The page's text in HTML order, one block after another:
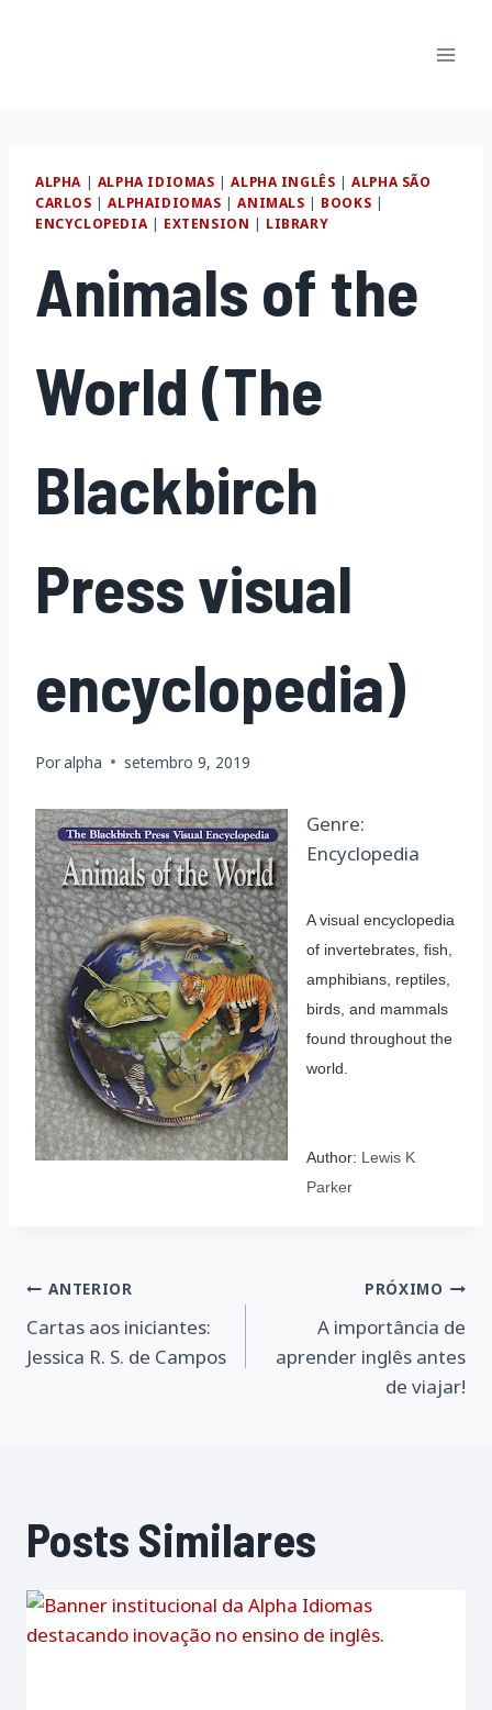
ALPHA | ALPHA IDIOMAS |ALPHA INGLÊS |ALPHA SÃO
CARLOS |ALPHAIDIOMAS |ANIMALS | BOOKS |
ENCYCLOPEDIA | EXTENSION | LIBRARY
Animals of the
World (The
Blackbirch
Press visual
encyclopedia)
Poralpha setembro 9, 2019
Genre:
Encyclopedia
A visual encyclopedia
of invertebrates, fish,
amphibians, reptiles,
birds, and mammals
found throughout the
world.
Author: Lewis K
Parker
Navegação
de
ANTERIOR
Cartas aos iniciantes:
Jessica R. S. de Campos
PRÓXIMO
A importância de
aprender inglês antes
de viajar!
Posts Similares